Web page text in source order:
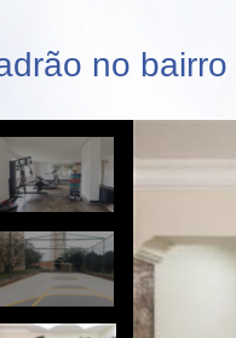
no